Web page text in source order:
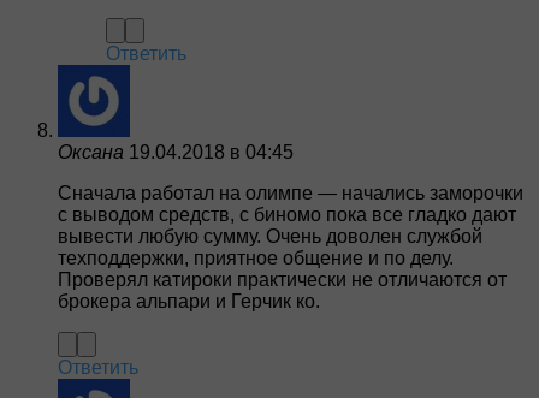
Ответить
Оксана 19.04.2018 в 04:45
Сначала работал на олимпе — начались заморочки
с выводом средств, с биномо пока все гладко дают
вывести любую сумму. Очень доволен службой
техподдержки, приятное общение и по делу.
Проверял катироки практически не отличаются от
брокера альпари и Герчик ко.
Ответить